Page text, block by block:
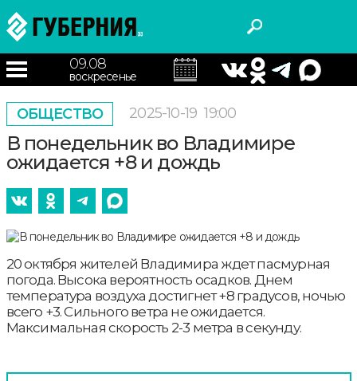
09.08
воскресенье
ОБЩЕСТВО 2025-10-19 19:00
В понедельник во Владимире
ожидается +8 и дождь
20 октября жителей Владимира ждет пасмурная
погода. Высока вероятность осадков. Днем
температура воздуха достигнет +8 градусов, ночью
всего +3. Сильного ветра не ожидается.
Максимальная скорость 2-3 метра в секунду.